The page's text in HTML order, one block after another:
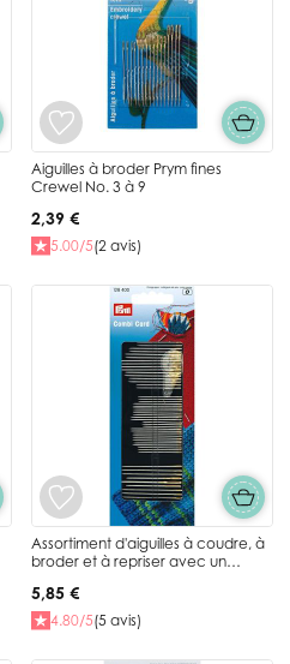
Aiguilles à broder Prym fines
Crewel No. 3 à 9
2,39 €
5.00/5(2 avis)
Assortiment d'aiguilles à coudre, à
broder et à repriser avec un
5,85 €
4.80/5(5 avis)